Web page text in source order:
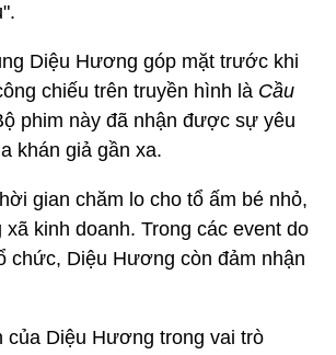
Diệu Hương góp mặt trước khi
chiếu trên truyền hình là Cầu
phim này đã nhận được sự yêu
khán giả gần xa.
gian chăm lo cho tổ ấm bé nhỏ,
xã kinh doanh. Trong các event do
chức, Diệu Hương còn đảm nhận
của Diệu Hương trong vai trò